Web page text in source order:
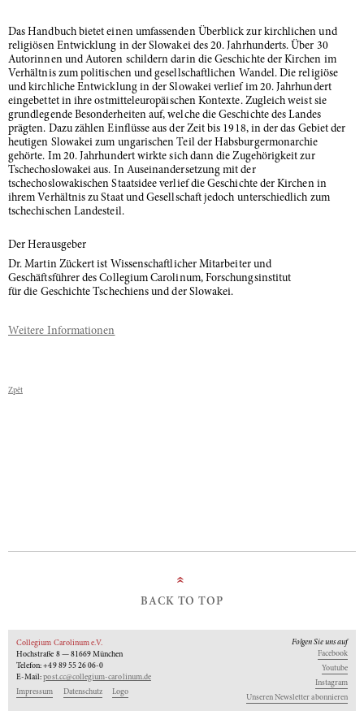
Das Handbuch bietet einen umfassenden Überblick zur kirchlichen und
religiösen Entwicklung in der Slowakei des 20. Jahrhunderts. Über 30
Autorinnen und Autoren schildern darin die Geschichte der Kirchen im
Verhältnis zum politischen und gesellschaftlichen Wandel. Die religiöse
und kirchliche Entwicklung in der Slowakei verlief im 20. Jahrhundert
eingebettet in ihre ostmitteleuropäischen Kontexte. Zugleich weist sie
grundlegende Besonderheiten auf, welche die Geschichte des Landes
prägten. Dazu zählen Einflüsse aus der Zeit bis 1918, in der das Gebiet der
heutigen Slowakei zum ungarischen Teil der Habsburgermonarchie
gehörte. Im 20. Jahrhundert wirkte sich dann die Zugehörigkeit zur
Tschechoslowakei aus. In Auseinandersetzung mit der
tschechoslowakischen Staatsidee verlief die Geschichte der Kirchen in
ihrem Verhältnis zu Staat und Gesellschaft jedoch unterschiedlich zum
tschechischen Landesteil.
Der Herausgeber
Dr. Martin Zückert ist Wissenschaftlicher Mitarbeiter und
Geschäftsführer des Collegium Carolinum, Forschungsinstitut
für die Geschichte Tschechiens und der Slowakei.
Weitere Informationen
Zpět
»
BACK TO TOP
Collegium Carolinum e.V.
Hochstraße 8 — 81669 München
Telefon: +49 89 55 26 06-0
E-Mail:post.cc@collegium-carolinum.de
Impressum
Datenschutz Logo
Folgen Sie uns auf
Facebook
Youtube
Instagram
Unseren Newsletter abonnieren